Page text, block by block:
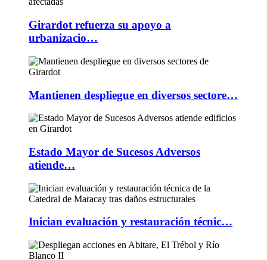
Girardot refuerza su apoyo a
urbanizacio…
Mantienen despliegue en diversos sectore…
Estado Mayor de Sucesos Adversos
atiende…
Inician evaluación y restauración técnic…